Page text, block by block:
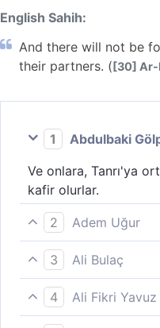
English Sahih:
And there will not be
their partners. ([30] Ar-
1
Abdulbaki
Ve onlara, Tanrı'ya
kafir olurlar.
2
Adem Uğur
(Allah´a koştukları)
edeceklerdir.
3
Ali Bulaç
(Allah'a eş
4
Ali Fikri Yavuz